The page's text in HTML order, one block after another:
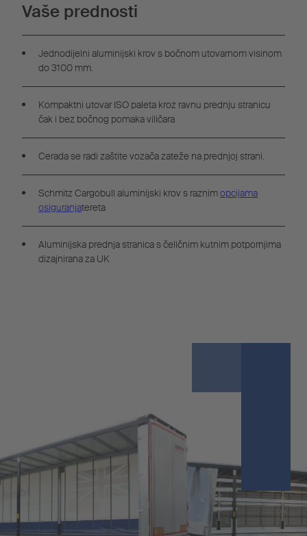
Vaše prednosti
Jednodijelni aluminijski krov s bočnom utovarnom visinom
do 3100 mm.
Kompaktni utovar ISO paleta kroz ravnu prednju stranicu
čak i bez bočnog pomaka viličara
Cerada se radi zaštite vozača zateže na prednjoj strani.
Schmitz Cargobull aluminijski krov s raznimopcijama
osiguranjatereta
Aluminijska prednja stranica s čeličnim kutnim potpornjima
dizajnirana za UK